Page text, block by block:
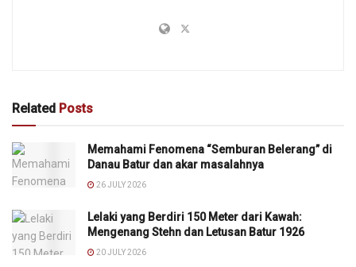
Related Posts
Memahami Fenomena “Semburan Belerang” di
Danau Batur dan akar masalahnya
26 JULY 2026
Lelaki yang Berdiri 150 Meter dari Kawah:
Mengenang Stehn dan Letusan Batur 1926
20 JULY 2026